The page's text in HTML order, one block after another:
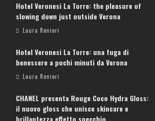
Hotel Veronesi La Torre: the pleasure of
slowing down just outside Verona
Laura Renieri
Hotel Veronesi La Torre: una fuga di
benessere a pochi minuti da Verona
Laura Renieri
CHANEL presenta Rouge Coco Hydra Gloss:
il nuovo gloss che unisce skincare e
brillantezza effetto specchio